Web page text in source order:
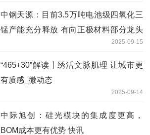
中钢天源：目前3.5万吨电池级四氧化三
锰产能充分释放 有向正极材料部分龙头
2025-09-15
“465+30”解读丨绣活文脉肌理 让城市更
有质感_微动态
2025-09-14
中际旭创：硅光模块的集成度更高，
BOM成本更有优势 快讯